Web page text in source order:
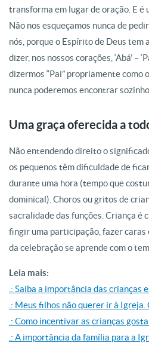
transforma em lugar de oração. E é
Não nos esqueçamos nunca de
nós, porque o Espírito de Deus tem
dizer, nos nossos corações, ‘Abá’ –
dizermos “Pai” propriamente como
nunca poderemos encontrar
Uma graça oferecida a
Não entendendo direito o
os pequenos têm dificuldade de
durante uma hora (tempo que
dominical). Choros ou gritos de
sacralidade das funções. Criança é
fingir uma participação, fazer caras
da celebração se aprende com o
Leia mais:
.: Saiba a importância das crianças
.: Meus filhos não querer ir à Igreja.
.: Como incentivar as crianças
.: A importância da família para a